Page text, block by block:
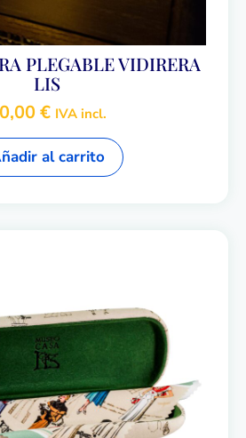
PLEGABLE VIDIRERA
LIS
€ IVA incl.
al carrito